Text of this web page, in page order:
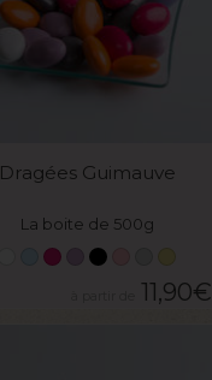
Dragées Guimauve
La boite de 500g
11,90€